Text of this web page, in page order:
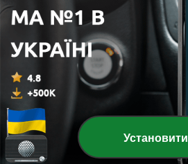
Епізоди
1 - Бизнес Джаз - E0 - Тизер
12 черв. 2020
Установити